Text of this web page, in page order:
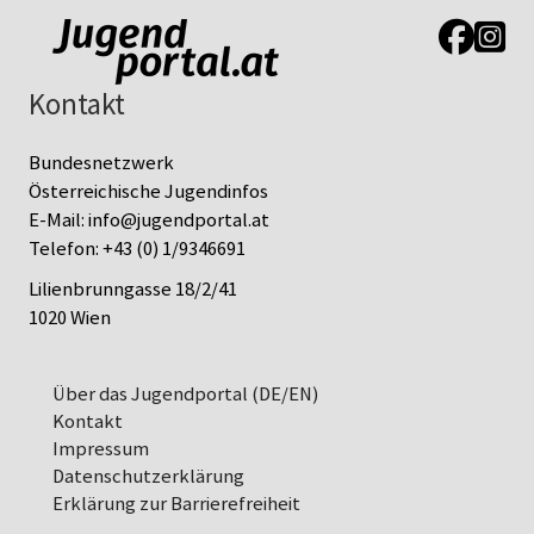
Link zur
Link
Kontakt
Bundesnetzwerk
Österreichische Jugendinfos
E-Mail:info@jugendportal.at
Telefon:+43 (0) 1/9346691
Lilienbrunngasse 18/2/41
1020 Wien
Über das Jugendportal (DE/EN)
Kontakt
Impressum
Datenschutz­erklärung
Erklärung zur Barrierefreiheit